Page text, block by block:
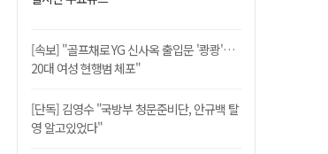
[속보] "골프채로 YG 신사옥 출입문 '쾅쾅'…
20대 여성 현행범 체포"
[단독] 김영수 "국방부 청문준비단, 안규백 탈
영 알고있었다"